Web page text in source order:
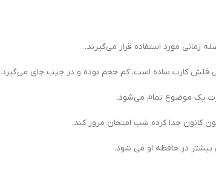
زمانی مورد استفاده قرار می‌گیرند.
فلش كارت ساده است، كم حجم بوده و در جيب جاي مي‌گيرد.
يك موضوع تمام مي‌شود.
كانون جدا كرده شب امتحان مرور كند.
بیشتر در حافظه او می شود.